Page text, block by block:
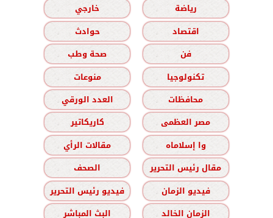
رياضة
خارجي
اقتصاد
حوادث
فن
صحة وطب
تكنولوجيا
منوعات
محافظات
العدد الورقي
مصر العظمى
كاريكاتير
وا إسلاماه
مقالات الرأي
مقال رئيس التحرير
الصحف
فيديو الزمان
فيديو رئيس التحرير
الزمان الخالد
البث المباشر